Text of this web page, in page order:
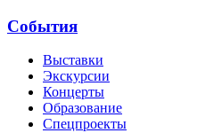
События
Выставки
Экскурсии
Концерты
Образование
Спецпроекты